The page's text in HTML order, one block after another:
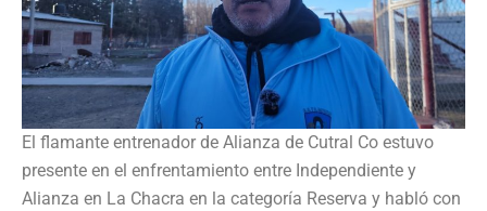
El flamante entrenador de Alianza de Cutral Co estuvo
presente en el enfrentamiento entre Independiente y
Alianza en La Chacra en la categoría Reserva y habló con